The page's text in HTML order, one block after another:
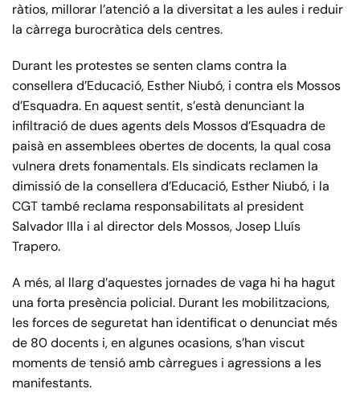
ràtios, millorar l’atenció a la diversitat a les aules i reduir
la càrrega burocràtica dels centres.
Durant les protestes se senten clams contra la
consellera d’Educació, Esther Niubó, i contra els Mossos
d’Esquadra. En aquest sentit, s’està denunciant la
infiltració de dues agents dels Mossos d’Esquadra de
paisà en assemblees obertes de docents, la qual cosa
vulnera drets fonamentals. Els sindicats reclamen la
dimissió de la consellera d’Educació, Esther Niubó, i la
CGT també reclama responsabilitats al president
Salvador Illa i al director dels Mossos, Josep Lluís
Trapero.
A més, al llarg d’aquestes jornades de vaga hi ha hagut
una forta presència policial. Durant les mobilitzacions,
les forces de seguretat han identificat o denunciat més
de 80 docents i, en algunes ocasions, s’han viscut
moments de tensió amb càrregues i agressions a les
manifestants.